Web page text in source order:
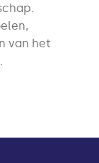
van het